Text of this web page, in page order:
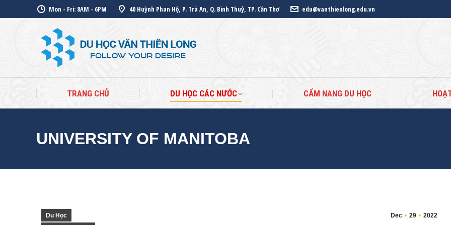
Mon - Fri: 8AM - 6PM 40 Huỳnh Phan Hộ, P. Trà An, Q. Bình Thuỷ, TP. Cần Thơ edu@vanthienlong.edu.vn
TRANG CHỦ DU HỌC CÁC NƯỚC CẨM NANG DU HỌC
UNIVERSITY OF MANITOBA
Dec 29 2022
Du Học